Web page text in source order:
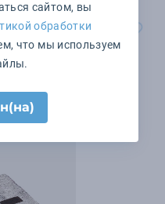
сайтом, вы
обработки
что мы используем